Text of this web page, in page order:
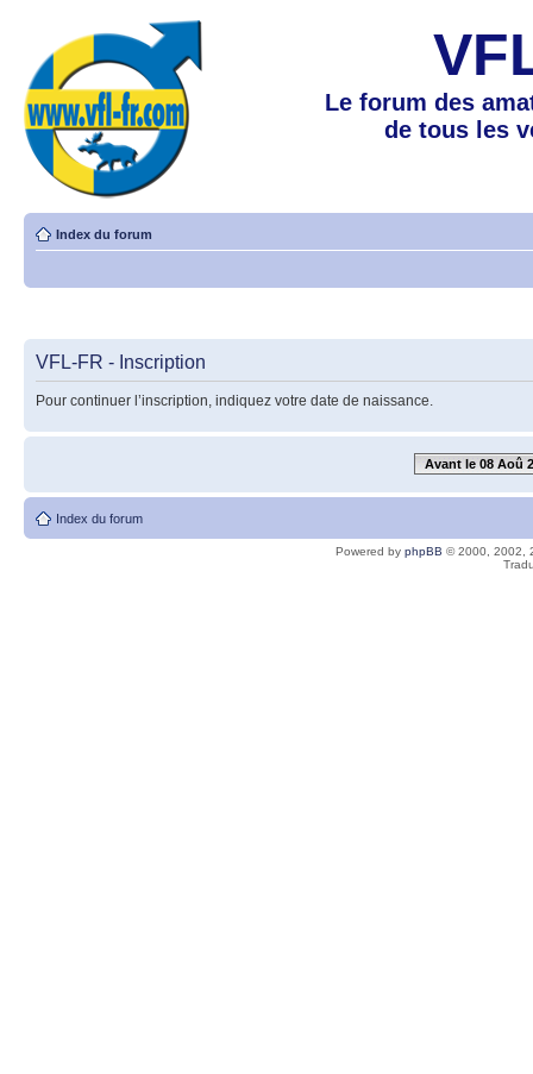
Le forum des
de tous les
Index du forum
VFL-FR - Inscription
Pour continuer l’inscription, indiquez votre date de naissance.
Avant le 08 Aoû
Index du forum
Powered by phpBB © 2000, 2002,